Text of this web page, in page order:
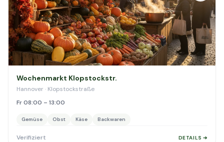
Wochenmarkt Klopstockstr.
Hannover · Klopstockstraße
Fr 08:00 – 13:00
Gemüse Obst Käse Backwaren
Verifiziert DETAILS ➔